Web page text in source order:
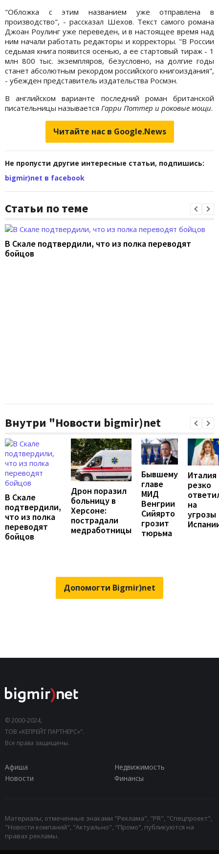
"Обложка с этим названием уже отправлена в
производство", - рассказал Шехов. Текст самого романа
Джоан Роулинг уже переведен, и в настоящее время над
ним начали работать редакторы и корректоры. "В России
седьмая книга появится осенью, а ее стартовый тираж - 1
млн 800 тыс. экземпляров, безусловно, на долгие годы
станет абсолютным рекордом российского книгоиздания",
- убежден представитель издательства Росмэн.
В английском варианте последний роман британской
писательницы называется Гарри Поттер и роковые мощи.
Читайте нас в Google.News
Не пропусти другие интересные статьи, подпишись:
bigmir)net в facebook
Статьи по теме
В Скале подтвердили, что из полка переводят
бойцов
Внутри "Новости bigmir)net
В Скале
подтвердили,
что из полка
переводят
бойцов
Дрон поразил
больницу в
Херсоне:
пострадали
медработницы
Бывшему
главе
МИД
Венгрии
Сийярто
грозит
тюрьма
Италия
резко
на
угрозы
Допомогти Bigmir)net
© 2000-2024,
ТОВ «КЕПРЕЙТ ПАРТНЕРС»".
Все права защищены.
Афиша
Недвижимость
Новости
Финансы
Материалы, отмеченные знаками "Реклама", "PR", "Спецпроект",
"Новости компаний", "Актуально", "Промо", публикуются на
правах рекламы.